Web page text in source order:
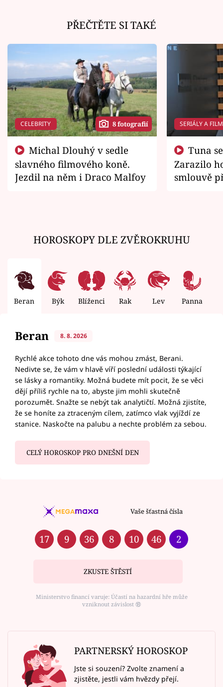
PŘEČTĚTE SI TAKÉ
CELEBRITY 8 fotografií
slavného filmového koně.
Jezdil na něm i Draco Malfoy
SERIÁLY A
Zarazilo
smlouvě
HOROSKOPY DLE ZVĚROKRUHU
Beran Býk Blíženci Rak Lev Panna
Beran 8. 8. 2026
Rychlé akce tohoto dne vás mohou zmást, Berani.
Nedivte se, že vám v hlavě víří poslední události týkající
se lásky a romantiky. Možná budete mít pocit, že se věci
dějí příliš rychle na to, abyste jim mohli skutečně
porozumět. Snažte se nebýt tak analytičtí. Možná zjistíte,
že se honíte za ztraceným cílem, zatímco vlak vyjíždí ze
stanice. Naskočte na palubu a nechte problém za sebou.
CELÝ HOROSKOP PRO DNEŠNÍ DEN
Vaše šťastná čísla
17 9 36 8 10 46 2
ZKUSTE ŠTĚSTÍ
Ministerstvo financí varuje: Účastí na hazardní hře může
vzniknout závislost ⑱
PARTNERSKÝ HOROSKOP
Jste si souzení? Zvolte znamení a
zjistěte, jestli vám hvězdy přejí.